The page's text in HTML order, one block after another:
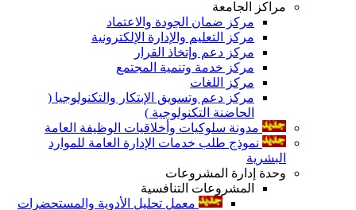
مراكز الجامعة
مركز ضمان الجودة والاعتماد
مركز التعليم والإدارة الإلكترونية
مركز دعم وإتخاذ القرار
مركز خدمة وتنمية المجتمع
مركز اللغات
مركز دعم وتسويق الإبتكار والتكنولوجيا (
الحاضنة التكنولوجية )
مدونة سلوكيات وأخلاقيات الوظيفة العامة
نموذج طلب خدمات الإدارة العامة للموارد
البشرية
وحدة إدارة المشروعات
المشروعات التنافسية
معمل تحليل الأدوية والمستحضرات